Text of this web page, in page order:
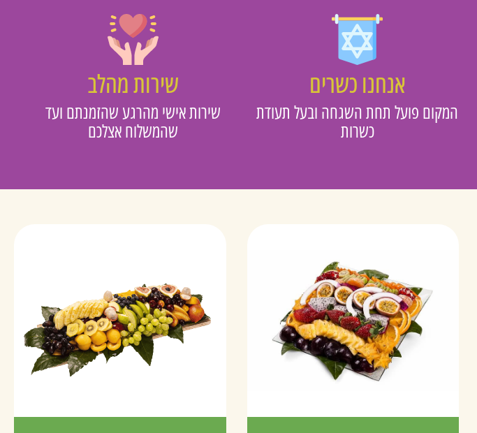
אנחנו כשרים
המקום פועל תחת השגחה ובעל תעודת
כשרות
שירות מהלב
שירות אישי מהרגע שהזמנתם ועד
שהמשלוח אצלכם